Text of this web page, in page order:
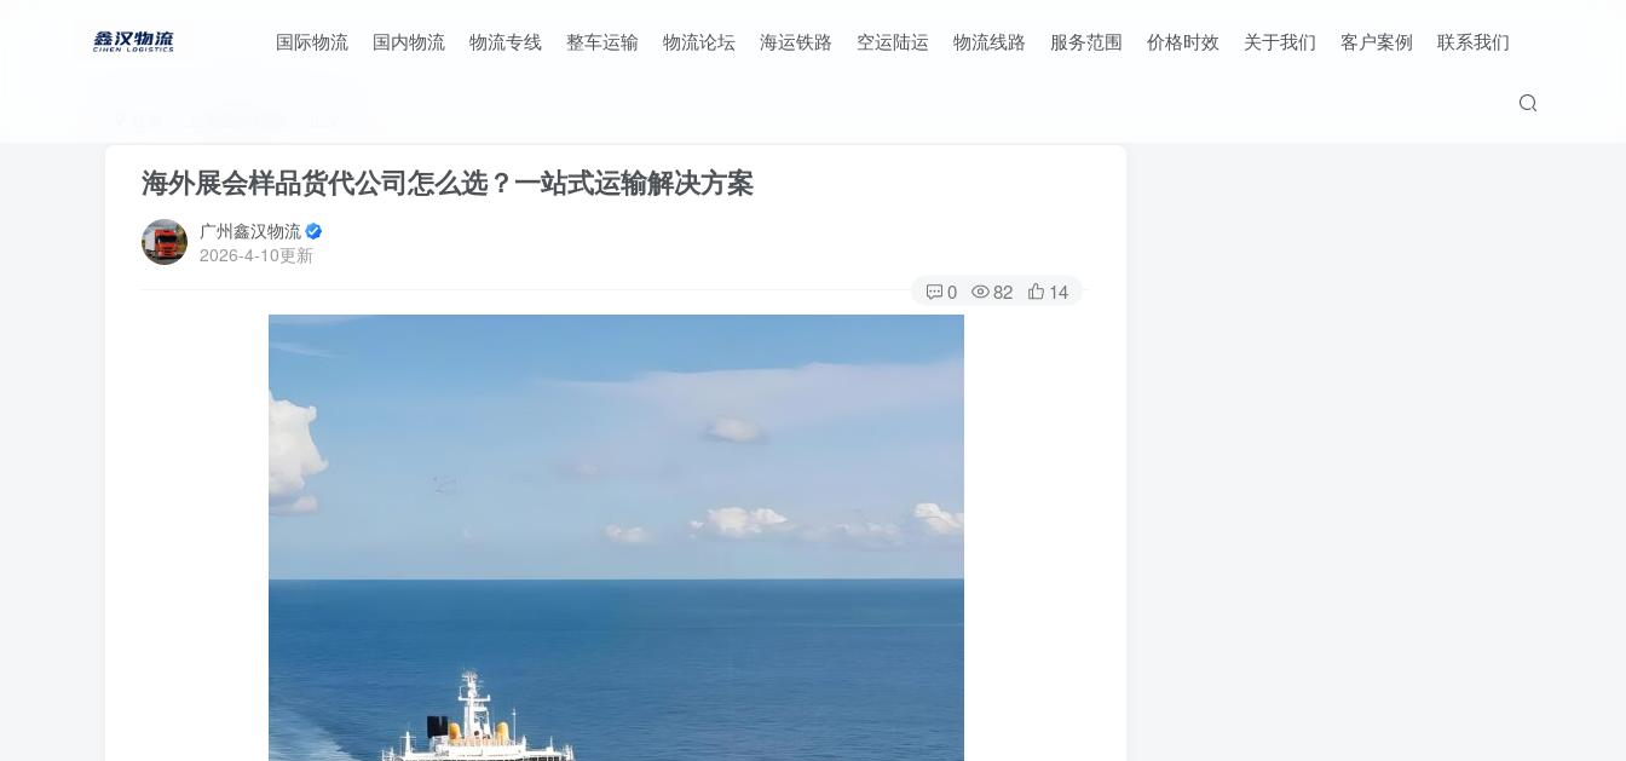
国际物流 国内物流 物流专线 整车运输 物流论坛 海运铁路 空运陆运 物流线路 服务范围 价格时效 关于我们 客户案例 联系我们
海外展会样品货代公司怎么选？一站式运输解决方案
广州鑫汉物流
2026-4-10更新
0 82 14